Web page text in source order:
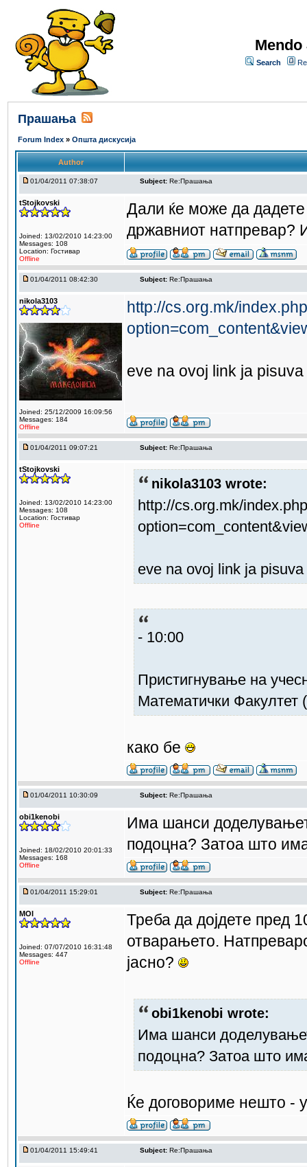
Search
Прашања
Forum Index » Општа дискусија
Author
01/04/2011 07:38:07 Subject: Re:Прашања
tStojkovski
Joined: 13/02/2010 14:23:00
Messages: 108
Location: Гостивар
Offline
Дали ќе може да
државниот натпревар?
01/04/2011 08:42:30 Subject: Re:Прашања
nikola3103
Joined: 25/12/2009 16:09:56
Messages: 184
Offline
http://cs.org.mk/
eve na ovoj link ja
01/04/2011 09:07:21 Subject: Re:Прашања
tStojkovski
Joined: 13/02/2010 14:23:00
Messages: 108
Location: Гостивар
Offline
nikola3103 wrote:
http://cs.org.mk/
eve na ovoj link ja
- 10:00
Пристигнување на
Математички
како бе
01/04/2011 10:30:09 Subject: Re:Прашања
obi1kenobi
Joined: 18/02/2010 20:01:33
Messages: 168
Offline
Има шанси
подоцна? Затоа што
01/04/2011 15:29:01 Subject: Re:Прашања
MOI
Joined: 07/07/2010 16:31:48
Messages: 447
Offline
Треба да дојдете пред
отварањето.
јасно?
obi1kenobi wrote:
Има шанси
подоцна? Затоа што
Ќе договориме нешто -
01/04/2011 15:49:41 Subject: Re:Прашања